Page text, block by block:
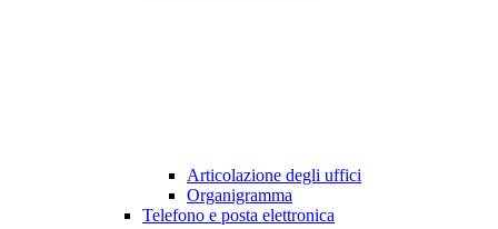
Articolazione degli uffici
Organigramma
Telefono e posta elettronica